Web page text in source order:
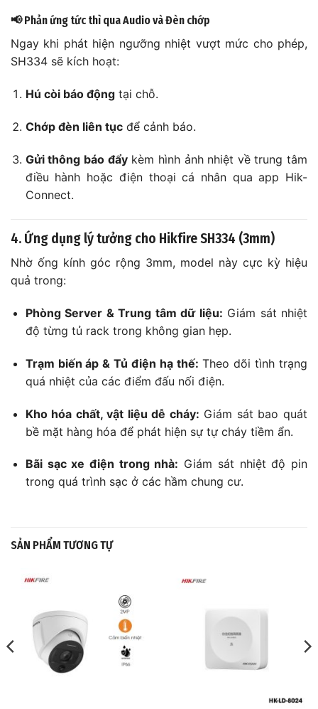
📢 Phản ứng tức thì qua Audio và Đèn chớp
Ngay khi phát hiện ngưỡng nhiệt vượt mức cho phép,
SH334 sẽ kích hoạt:
Hú còi báo độngtại chỗ.
Chớp đèn liên tụcđể cảnh báo.
Gửi thông báo đẩykèm hình ảnh nhiệt về trung tâm
điều hành hoặc điện thoại cá nhân qua app Hik-
Connect.
4. Ứng dụng lý tưởng cho Hikfire SH334 (3mm)
Nhờ ống kính góc rộng 3mm, model này cực kỳ hiệu
quả trong:
Phòng Server & Trung tâm dữ liệu: Giám sát nhiệt
độ từng tủ rack trong không gian hẹp.
Trạm biến áp & Tủ điện hạ thế: Theo dõi tình trạng
quá nhiệt của các điểm đấu nối điện.
Kho hóa chất, vật liệu dễ cháy: Giám sát bao quát
bề mặt hàng hóa để phát hiện sự tự cháy tiềm ẩn.
Bãi sạc xe điện trong nhà: Giám sát nhiệt độ pin
trong quá trình sạc ở các hầm chung cư.
SẢN PHẨM TƯƠNG TỰ